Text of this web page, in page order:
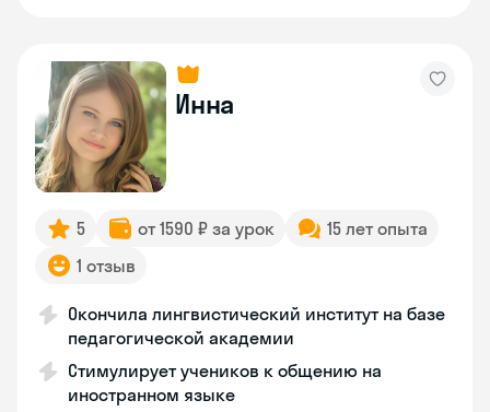
Инна
5 от 1590 ₽ за урок
15 лет опыта
1 отзыв
Окончила лингвистический институт на базе
педагогической академии
Стимулирует учеников к общению на
иностранном языке